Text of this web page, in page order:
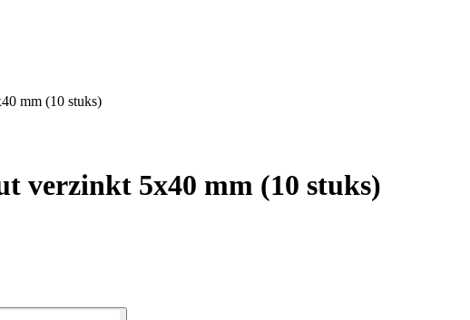
mm (10 stuks)
verzinkt 5x40 mm (10 stuks)